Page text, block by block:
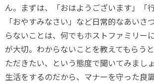
ん。まずは、「おはようございます」「
「おやすみなさい」など日常的なあいさ
らないことは、何でもホストファミリー
が大切。わからないことを教えてもらう
ただきたい、という態度で聞いてみまし
生活をするのだから、マナーを守った良